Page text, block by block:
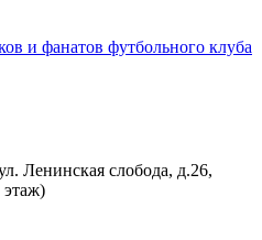
Ленинская слобода, д.26,